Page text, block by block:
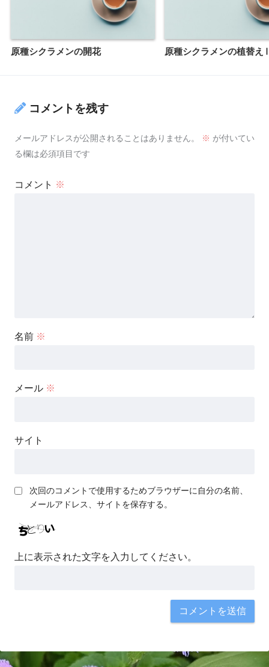
原種シクラメンの開花 原種シクラメンの植替
コメントを残す
メールアドレスが公開されることはありません。 ※ が付いてい
る欄は必須項目です
コメント ※
名前 ※
メール ※
サイト
次回のコメントで使用するためブラウザーに自分の名前、
メールアドレス、サイトを保存する。
上に表示された文字を入力してください。